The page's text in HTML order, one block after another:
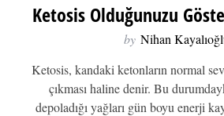
Ketosis Olduğunuzu
by Nihan
Ketosis, kandaki ketonların normal
çıkması haline denir. Bu
depoladığı yağları gün boyu enerji